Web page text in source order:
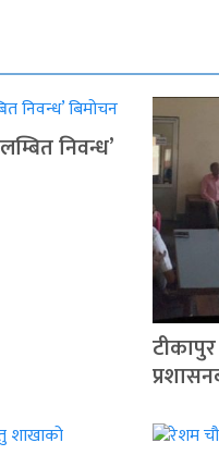
निवन्ध’